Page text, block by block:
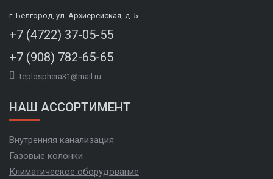
г. Белгород, ул. Архиерейская, д. 5
+7 (4722) 37-05-55
+7 (908) 782-65-65
teplosphera31@mail.ru
НАШ АССОРТИМЕНТ
Внутренняя канализация
Газовые колонки
Климатическое оборудование